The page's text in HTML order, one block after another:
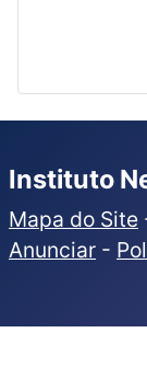
Instituto
Mapa do Site
Anunciar -